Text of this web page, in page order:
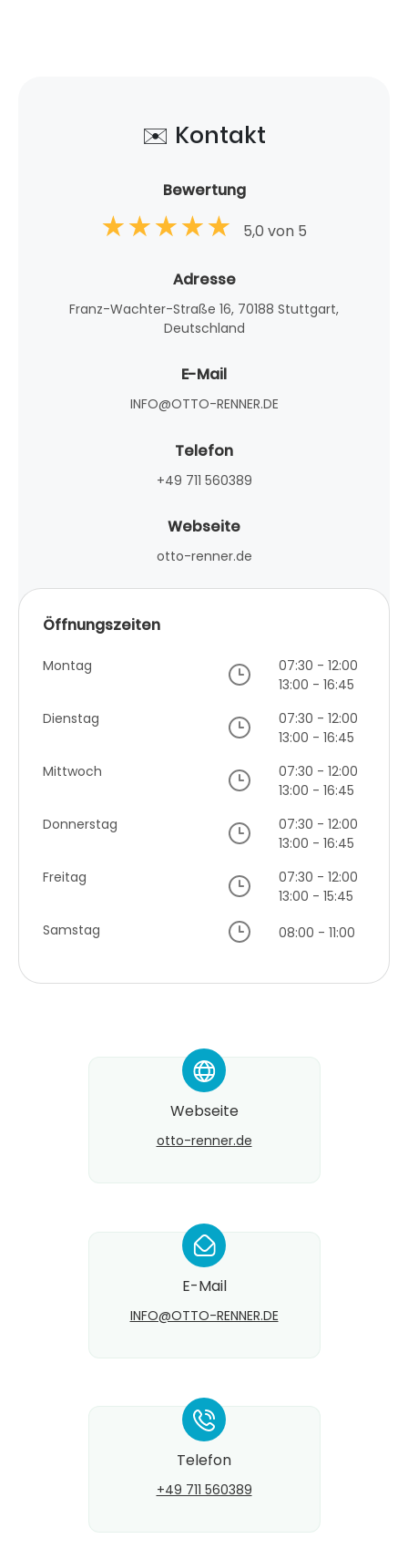
✉️ Kontakt
Bewertung
5,0 von 5
Adresse
Franz-Wachter-Straße 16, 70188 Stuttgart,
Deutschland
E-Mail
INFO@OTTO-RENNER.DE
Telefon
+49 711 560389
Webseite
otto-renner.de
Öffnungszeiten
Montag
07:30 - 12:00
13:00 - 16:45
Dienstag
07:30 - 12:00
13:00 - 16:45
Mittwoch
07:30 - 12:00
13:00 - 16:45
Donnerstag
07:30 - 12:00
13:00 - 16:45
Freitag
07:30 - 12:00
13:00 - 15:45
Samstag
08:00 - 11:00
*
Webseite
otto-renner.de
*
E-Mail
INFO@​OTTO-RENNER.DE
*
Telefon
+49 711 560389